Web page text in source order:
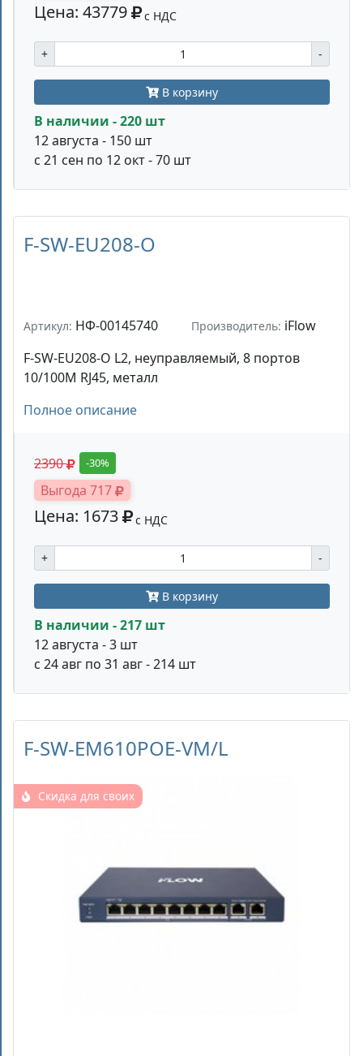
Цена: 43779 с НДС
+ -
В корзину
В наличии - 220 шт
12 августа - 150 шт
с 21 сен по 12 окт - 70 шт
F-SW-EU208-O
Артикул: НФ-00145740 Производитель: iFlow
F-SW-EU208-O L2, неуправляемый, 8 портов
10/100M RJ45, металл
Полное описание
2390 -30%
Выгода 717
Цена: 1673 с НДС
+ -
В корзину
В наличии - 217 шт
12 августа - 3 шт
с 24 авг по 31 авг - 214 шт
F-SW-EM610POE-VM/L
Скидка для своих